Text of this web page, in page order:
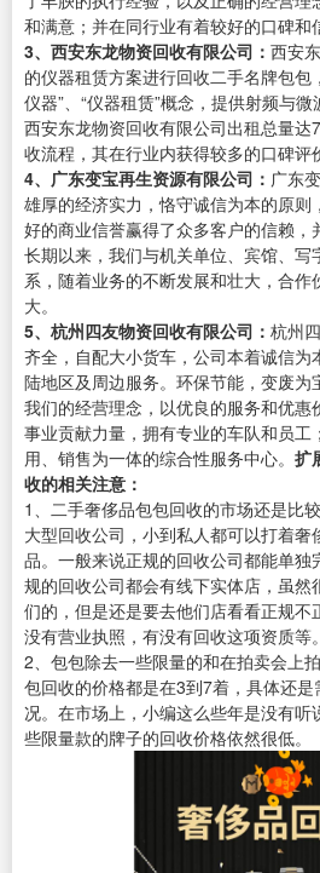
和满意；并在同行业有着较好的口碑和
3、西安东龙物资回收有限公司： 西安
的仪器租赁方案进行回收二手名牌包包
仪器”、“仪器租赁”概念，提供射频与
西安东龙物资回收有限公司出租总量
收流程，其在行业内获得较多的口碑评
4、广东变宝再生资源有限公司： 广东
雄厚的经济实力，恪守诚信为本的原则
好的商业信誉赢得了众多客户的信赖，
长期以来，我们与机关单位、宾馆、
系，随着业务的不断发展和壮大，合
大。
5、杭州四友物资回收有限公司： 杭州
齐全，自配大小货车，公司本着诚信
陆地区及周边服务。环保节能，变废为
我们的经营理念，以优良的服务和优
事业贡献力量，拥有专业的车队和员工
用、销售为一体的综合性服务中心。 扩
收的相关注意：
1、二手奢侈品包包回收的市场还是比
大型回收公司，小到私人都可以打着奢
品。一般来说正规的回收公司都能单独
规的回收公司都会有线下实体店，虽
们的，但是还是要去他们店看看正规
没有营业执照，有没有回收这项资质等。
2、包包除去一些限量的和在拍卖会上
包回收的价格都是在3到7着，具体还
况。在市场上，小编这么些年是没有
些限量款的牌子的回收价格依然很低。